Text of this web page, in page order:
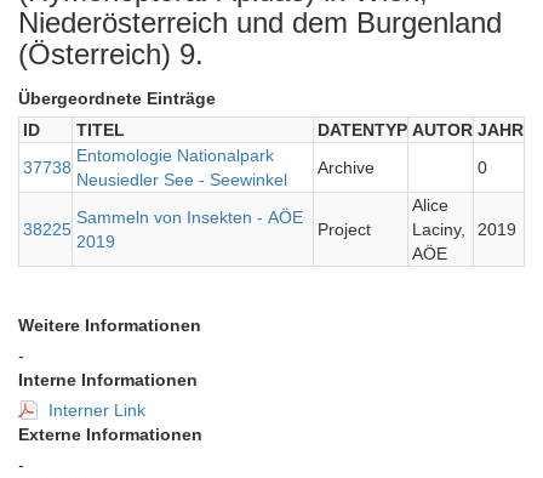
Niederösterreich und dem Burgenland
(Österreich) 9.
Übergeordnete Einträge
ID
TITEL DATENTYP AUTOR JAHR
37738
Entomologie Nationalpark
Neusiedler See - Seewinkel
Archive 0
38225
Sammeln von Insekten - AÖE
2019
Project
Alice
Laciny,
AÖE
2019
Weitere Informationen
-
Interne Informationen
Interner Link
Externe Informationen
-